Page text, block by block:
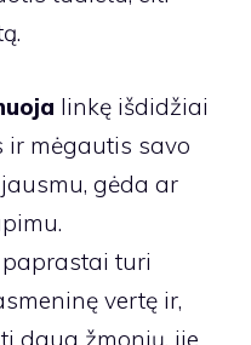
linkę išdidžiai
mėgautis savo
gėda ar
turi
vertę ir,
daug žmonių, jie